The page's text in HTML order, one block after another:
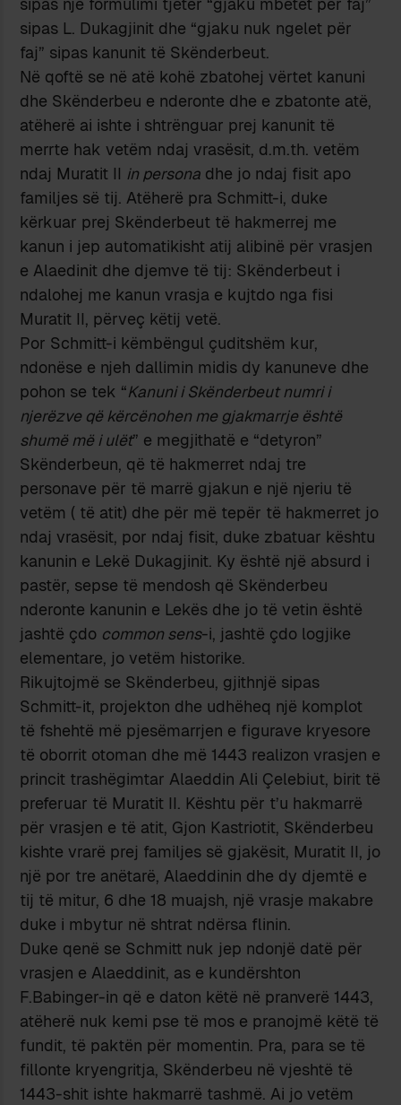
sipas L. Dukagjinit dhe “gjaku nuk ngelet për
faj” sipas kanunit të Skënderbeut.
Në qoftë se në atë kohë zbatohej vërtet kanuni
dhe Skënderbeu e nderonte dhe e zbatonte atë,
atëherë ai ishte i shtrënguar prej kanunit të
merrte hak vetëm ndaj vrasësit, d.m.th. vetëm
ndaj Muratit II in persona dhe jo ndaj fisit apo
familjes së tij. Atëherë pra Schmitt-i, duke
kërkuar prej Skënderbeut të hakmerrej me
kanun i jep automatikisht atij alibinë për vrasjen
e Alaedinit dhe djemve të tij: Skënderbeut i
ndalohej me kanun vrasja e kujtdo nga fisi
Muratit II, përveç këtij vetë.
Por Schmitt-i këmbëngul çuditshëm kur,
ndonëse e njeh dallimin midis dy kanuneve dhe
pohon se tek “Kanuni i Skënderbeut numri i
njerëzve që kërcënohen me gjakmarrje është
shumë më i ulët” e megjithatë e “detyron”
Skënderbeun, që të hakmerret ndaj tre
personave për të marrë gjakun e një njeriu të
vetëm ( të atit) dhe për më tepër të hakmerret jo
ndaj vrasësit, por ndaj fisit, duke zbatuar kështu
kanunin e Lekë Dukagjinit. Ky është një absurd i
pastër, sepse të mendosh që Skënderbeu
nderonte kanunin e Lekës dhe jo të vetin është
jashtë çdo common sens-i, jashtë çdo logjike
elementare, jo vetëm historike.
Rikujtojmë se Skënderbeu, gjithnjë sipas
Schmitt-it, projekton dhe udhëheq një komplot
të fshehtë më pjesëmarrjen e figurave kryesore
të oborrit otoman dhe më 1443 realizon vrasjen e
princit trashëgimtar Alaeddin Ali Çelebiut, birit të
preferuar të Muratit II. Kështu për t’u hakmarrë
për vrasjen e të atit, Gjon Kastriotit, Skënderbeu
kishte vrarë prej familjes së gjakësit, Muratit II, jo
një por tre anëtarë, Alaeddinin dhe dy djemtë e
tij të mitur, 6 dhe 18 muajsh, një vrasje makabre
duke i mbytur në shtrat ndërsa flinin.
Duke qenë se Schmitt nuk jep ndonjë datë për
vrasjen e Alaeddinit, as e kundërshton
F.Babinger-in që e daton këtë në pranverë 1443,
atëherë nuk kemi pse të mos e pranojmë këtë të
fundit, të paktën për momentin. Pra, para se të
fillonte kryengritja, Skënderbeu në vjeshtë të
1443-shit ishte hakmarrë tashmë. Ai jo vetëm